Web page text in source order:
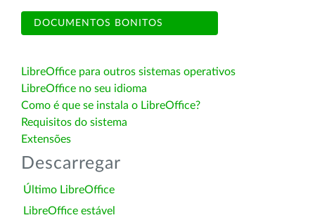
DOCUMENTOS BONITOS
LibreOffice para outros sistemas operativos
LibreOffice no seu idioma
Como é que se instala o LibreOffice?
Requisitos do sistema
Extensões
Descarregar
Último LibreOffice
LibreOffice estável